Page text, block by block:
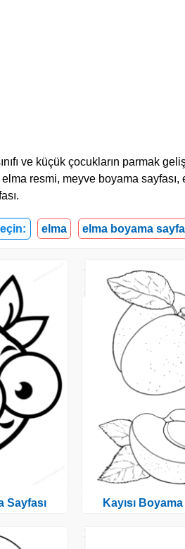
ve küçük çocukların parmak
elma resmi, meyve boyama
elma elma boyama
Sayfası Kayısı